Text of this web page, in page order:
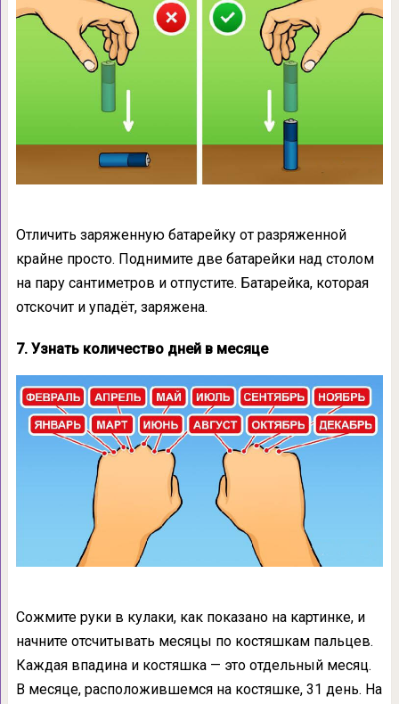
Отличить заряженную батарейку от разряженной
крайне просто. Поднимите две батарейки над столом
на пару сантиметров и отпустите. Батарейка, которая
отскочит и упадёт, заряжена.
7. Узнать количество дней в месяце
Сожмите руки в кулаки, как показано на картинке, и
начните отсчитывать месяцы по костяшкам пальцев.
Каждая впадина и костяшка — это отдельный месяц.
В месяце, расположившемся на костяшке, 31 день. На